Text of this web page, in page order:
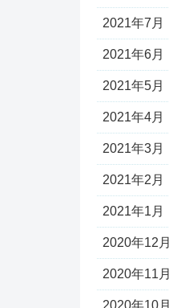
2021年7月
2021年6月
2021年5月
2021年4月
2021年3月
2021年2月
2021年1月
2020年12月
2020年11月